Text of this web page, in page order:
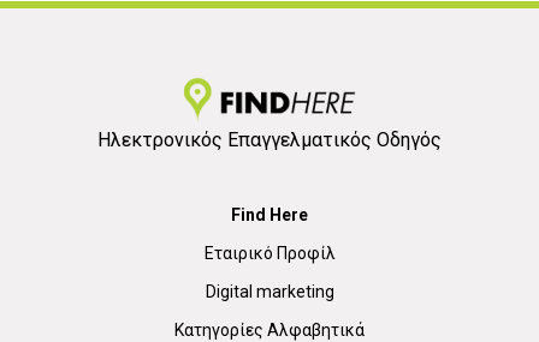
Ηλεκτρονικός Επαγγελματικός Οδηγός
Find Here
Εταιρικό Προφίλ
Digital marketing
Κατηγορίες Αλφαβητικά